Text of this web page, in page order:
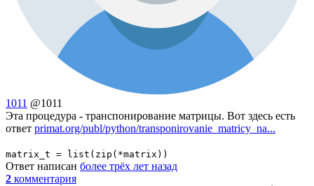
1011 @1011
Эта процедура - транспонирование матрицы. Вот здесь есть
ответ primat.org/publ/python/transponirovanie_matricy_na...
matrix_t = list(zip(*matrix))
Ответ написан более трёх лет назад
2 комментария